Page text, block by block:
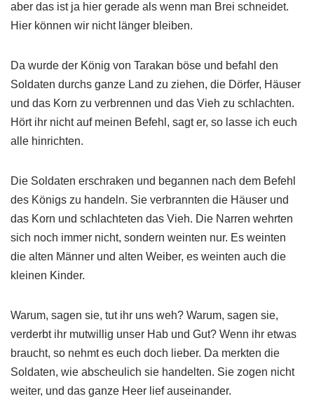
aber das ist ja hier gerade als wenn man Brei schneidet.
Hier können wir nicht länger bleiben.
Da wurde der König von Tarakan böse und befahl den
Soldaten durchs ganze Land zu ziehen, die Dörfer, Häuser
und das Korn zu verbrennen und das Vieh zu schlachten.
Hört ihr nicht auf meinen Befehl, sagt er, so lasse ich euch
alle hinrichten.
Die Soldaten erschraken und begannen nach dem Befehl
des Königs zu handeln. Sie verbrannten die Häuser und
das Korn und schlachteten das Vieh. Die Narren wehrten
sich noch immer nicht, sondern weinten nur. Es weinten
die alten Männer und alten Weiber, es weinten auch die
kleinen Kinder.
Warum, sagen sie, tut ihr uns weh? Warum, sagen sie,
verderbt ihr mutwillig unser Hab und Gut? Wenn ihr etwas
braucht, so nehmt es euch doch lieber. Da merkten die
Soldaten, wie abscheulich sie handelten. Sie zogen nicht
weiter, und das ganze Heer lief auseinander.